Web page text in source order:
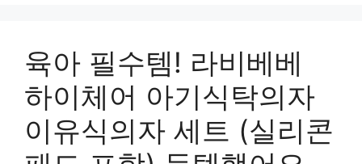
육아 필수템! 라비베베
하이체어 아기식탁의자
이유식의자 세트 (실리콘